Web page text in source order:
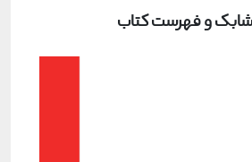
شابک و فهرست کتاب